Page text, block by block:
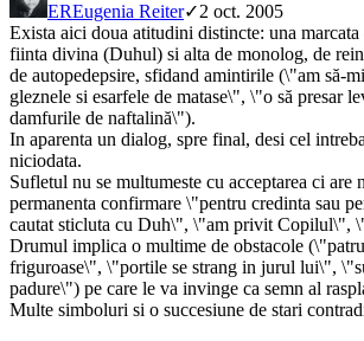
EREugenia Reiter✓2 oct. 2005
Exista aici doua atitudini distincte: una marcata
fiinta divina (Duhul) si alta de monolog, de
de autopedepsire, sfidand amintirile (\"am să-
gleznele si esarfele de matase\", \"o să presar
damfurile de naftalină\").
In aparenta un dialog, spre final, desi cel
niciodata.
Sufletul nu se multumeste cu acceptarea ci are
permanenta confirmare \"pentru credinta sau
cautat sticluta cu Duh\", \"am privit Copilul\",
Drumul implica o multime de obstacole
friguroase\", \"portile se strang in jurul lui\",
padure\") pe care le va invinge ca semn al
Multe simboluri si o succesiune de stari